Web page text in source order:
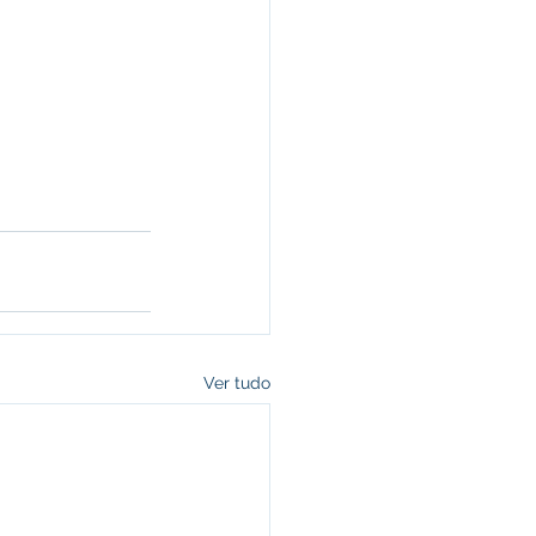
Ver tudo